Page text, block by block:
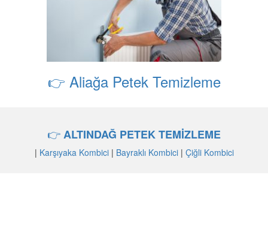
👉 Aliağa Petek Temizleme
👉ALTINDAĞ PETEK TEMİZLEME
| Karşıyaka Kombici| Bayraklı Kombici| Çiğli Kombici